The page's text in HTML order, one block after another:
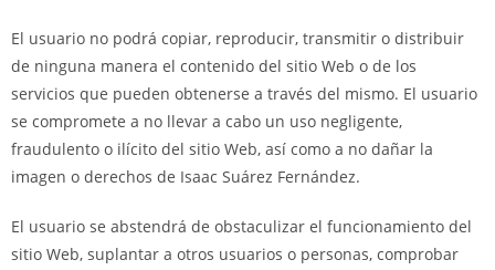
El usuario no podrá copiar, reproducir, transmitir o distribuir
de ninguna manera el contenido del sitio Web o de los
servicios que pueden obtenerse a través del mismo. El usuario
se compromete a no llevar a cabo un uso negligente,
fraudulento o ilícito del sitio Web, así como a no dañar la
imagen o derechos de Isaac Suárez Fernández.
El usuario se abstendrá de obstaculizar el funcionamiento del
sitio Web, suplantar a otros usuarios o personas, comprobar